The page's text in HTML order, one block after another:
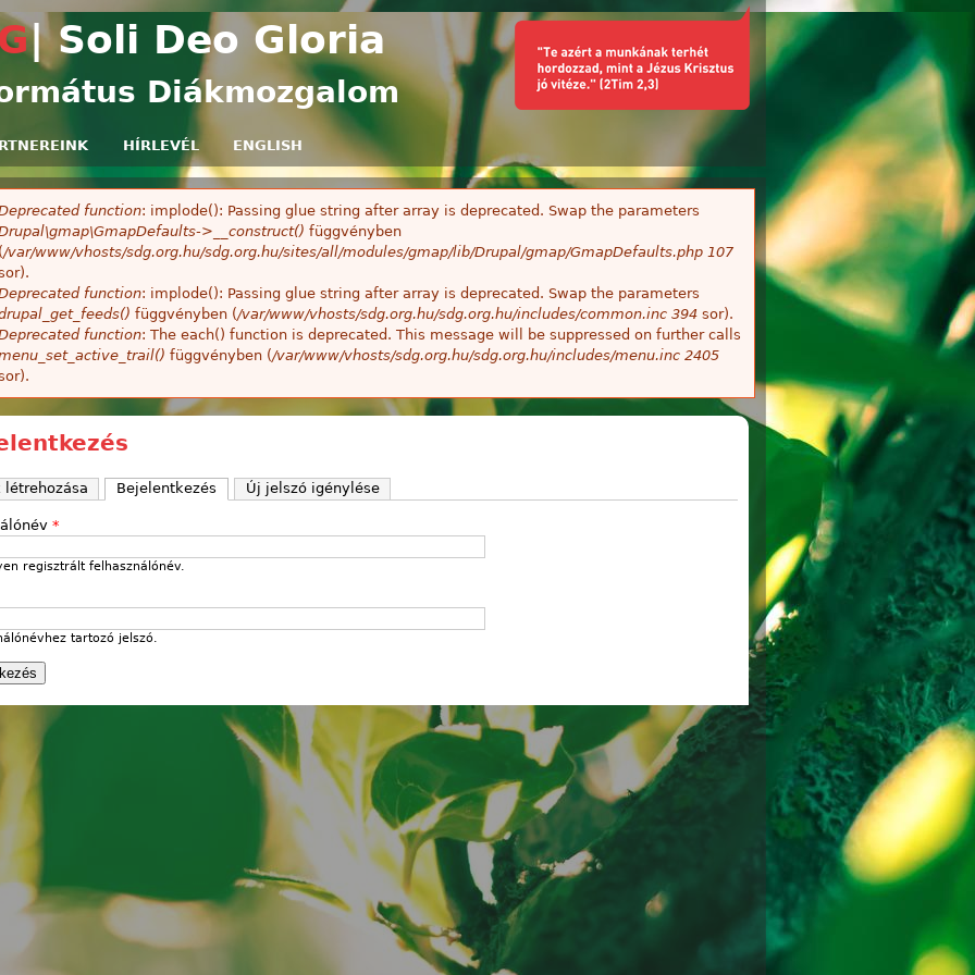
Ugrás a tartalomra
| Soli Deo Gloria
Diákmozgalom
HÍRLEVÉL ENGLISH
function: implode(): Passing glue string after array is deprecated. Swap the parameters
>__construct() függvényben
(/var/www/vhosts/sdg.org.hu/sdg.org.hu/sites/all/modules/gmap/lib/Drupal/gmap/GmapDefaults.php 107
function: implode(): Passing glue string after array is deprecated. Swap the parameters
függvényben (/var/www/vhosts/sdg.org.hu/sdg.org.hu/includes/common.inc 394 sor).
function: The each() function is deprecated. This message will be suppressed on further calls
függvényben (/var/www/vhosts/sdg.org.hu/sdg.org.hu/includes/menu.inc 2405
létrehozása Bejelentkezés (aktív fül)
Új jelszó igénylése
*
regisztrált felhasználónév.
tartozó jelszó.